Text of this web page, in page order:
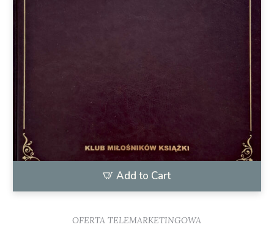
Add to Cart
OFERTA TELEMARKETINGOWA